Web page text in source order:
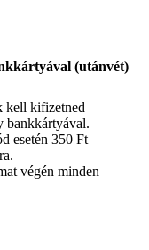
(utánvét)
kell kifizetned
bankkártyával.
esetén 350 Ft
végén minden